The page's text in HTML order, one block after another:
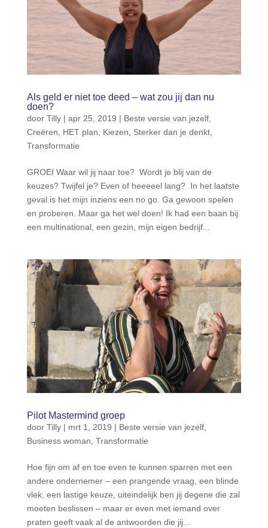
Als geld er niet toe deed – wat zou jij dan nu
doen?
door Tilly| apr 25, 2019 | Beste versie van jezelf,
Creëren, HET plan, Kiezen, Sterker dan je denkt,
Transformatie
GROEI Waar wil jij naar toe? Wordt je blij van de
keuzes? Twijfel je? Even of heeeeel lang? In het laatste
geval is het mijn inziens een no go. Ga gewoon spelen
en proberen. Maar ga het wel doen! Ik had een baan bij
een multinational, een gezin, mijn eigen bedrijf...
Pilot Mastermind groep
door Tilly| mrt 1, 2019 | Beste versie van jezelf,
Business woman, Transformatie
Hoe fijn om af en toe even te kunnen sparren met een
andere ondernemer – een prangende vraag, een blinde
vlek, een lastige keuze, uiteindelijk ben jij degene die zal
moeten beslissen – maar er even met iemand over
praten geeft vaak al de antwoorden die jij...